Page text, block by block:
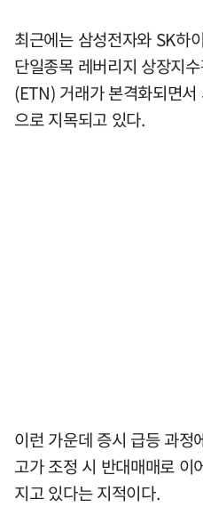
최근에는 삼성전자와 SK하
단일종목 레버리지 상장지
(ETN) 거래가 본격화되면
으로 지목되고 있다.
이런 가운데 증시 급등 과정
고가 조정 시 반대매매로 이
지고 있다는 지적이다.